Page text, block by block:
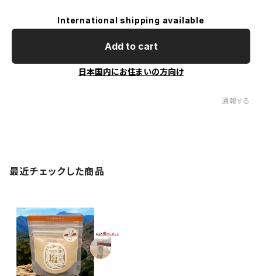
International shipping available
Add to cart
日本国内にお住まいの方向け
通報する
最近チェックした商品